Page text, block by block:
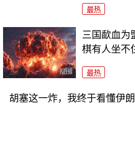
最热
三国歃血为
棋有人坐不
最热
胡塞这一炸，我终于看懂伊